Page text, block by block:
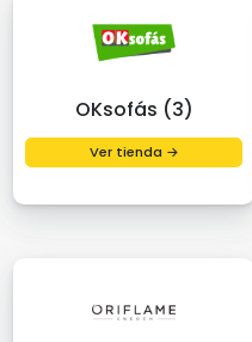
OKsofás (3)
Ver tienda →